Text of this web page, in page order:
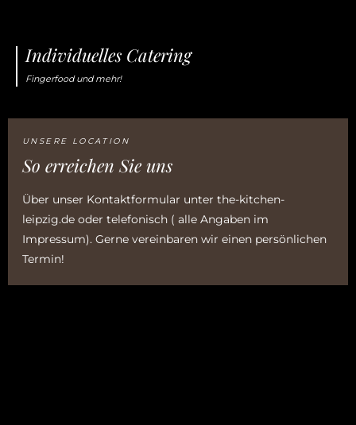
Individuelles Catering
Fingerfood und mehr!
UNSERE LOCATION
So erreichen Sie uns
Über unser Kontaktformular unter the-kitchen-
leipzig.de oder telefonisch ( alle Angaben im
Impressum). Gerne vereinbaren wir einen persönlichen
Termin!